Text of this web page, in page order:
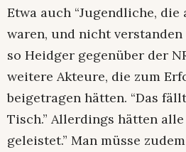
Etwa auch “Jugendliche, die
waren, und nicht verstanden
so Heidger gegenüber der
weitere Akteure, die zum
beigetragen hätten. “Das
Tisch.” Allerdings hätten
geleistet.” Man müsse